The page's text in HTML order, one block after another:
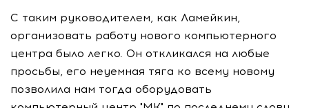
С таким руководителем, как Ламейкин,
организовать работу нового компьютерного
центра было легко. Он откликался на любые
просьбы, его неуемная тяга ко всему новому
позволила нам тогда оборудовать